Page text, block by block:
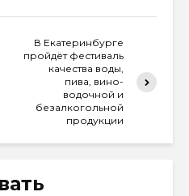
В Екатеринбурге
пройдёт фестиваль
качества воды,
пива, вино-
водочной и
безалкогольной
продукции